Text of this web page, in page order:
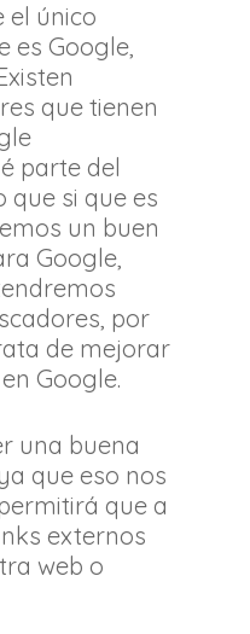
el único
es Google,
que tienen
parte del
que si que es
un buen
Google,
por
de mejorar
Google.
una buena
que eso nos
que a
externos
web o